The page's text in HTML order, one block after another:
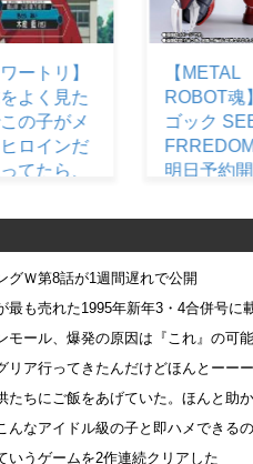
【METAL
ROBOT魂】 ズ
ゴック SEED
FRREDOM ver
明日予約開
アーとあわせて
【機
スピ
イラ
ーズ
予約